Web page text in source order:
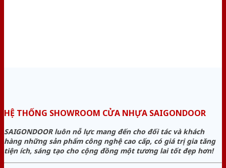
HỆ THỐNG SHOWROOM CỬA NHỰA SAIGONDOOR
SAIGONDOOR luôn nỗ lực mang đến cho đối tác và khách
hàng những sản phẩm công nghệ cao cấp, có giá trị gia tăng
tiện ích, sáng tạo cho cộng đồng một tương lai tốt đẹp hơn!